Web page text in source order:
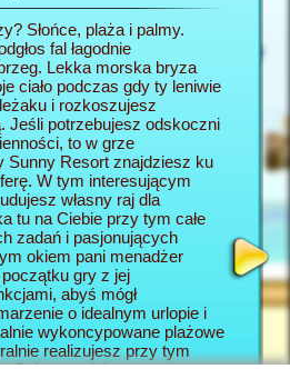
Słońce, plaża i palmy.
fal łagodnie
Lekka morska bryza
ciało podczas gdy ty leniwie
i rozkoszujesz
Jeśli potrzebujesz odskoczni
to w grze
Sunny Resort znajdziesz ku
W tym interesującym
własny raj dla
tu na Ciebie przy tym całe
zadań i pasjonujących
okiem pani menadżer
gry z jej
abyś mógł
o idealnym urlopie i
wykoncypowane plażowe
realizujesz przy tym
się w
My
dla
okazję
która w
online.